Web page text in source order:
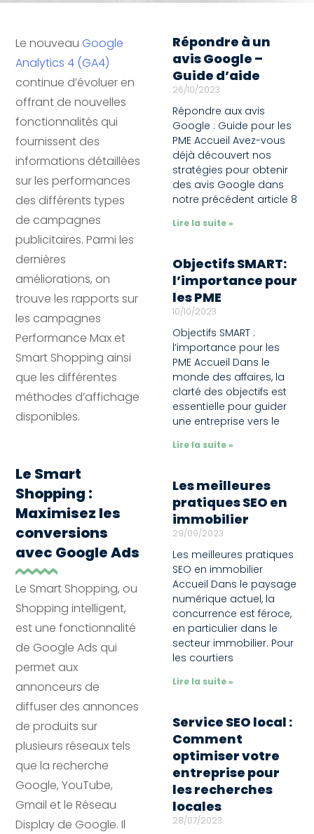
Le nouveauGoogle
Analytics 4 (GA4)
continue d’évoluer en
offrant de nouvelles
fonctionnalités qui
fournissent des
informations détaillées
sur les performances
des différents types
de campagnes
publicitaires. Parmi les
dernières
améliorations, on
trouve les rapports sur
les campagnes
Performance Max et
Smart Shopping ainsi
que les différentes
méthodes d’affichage
disponibles.
Le Smart
Shopping :
Maximisez les
conversions
avec Google Ads
Le Smart Shopping, ou
Shopping intelligent,
est une fonctionnalité
de Google Ads qui
permet aux
annonceurs de
diffuser des annonces
de produits sur
plusieurs réseaux tels
que la recherche
Google, YouTube,
Gmail et le Réseau
Display de Google. Il
Répondre à un
avis Google –
Guide d’aide
26/10/2023
Répondre aux avis
Google : Guide pour les
PME Accueil Avez-vous
déjà découvert nos
stratégies pour obtenir
des avis Google dans
notre précédent article 8
Lire la suite »
Objectifs SMART:
l’importance pour
les PME
10/10/2023
Objectifs SMART :
l’importance pour les
PME Accueil Dans le
monde des affaires, la
clarté des objectifs est
essentielle pour guider
une entreprise vers le
Lire la suite »
Les meilleures
pratiques SEO en
immobilier
29/09/2023
Les meilleures pratiques
SEO en immobilier
Accueil Dans le paysage
numérique actuel, la
concurrence est féroce,
en particulier dans le
secteur immobilier. Pour
les courtiers
Lire la suite »
Service SEO local :
Comment
optimiser votre
entreprise pour
les recherches
locales
28/07/2023